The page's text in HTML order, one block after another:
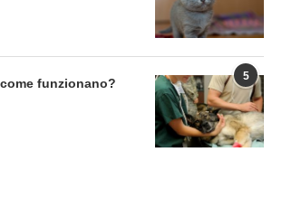
5
funzionano?